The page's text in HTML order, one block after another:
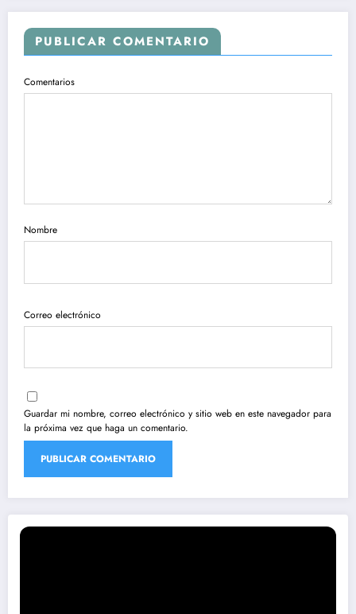
PUBLICAR COMENTARIO
Comentarios
Nombre
Correo electrónico
Guardar mi nombre, correo electrónico y sitio web en este navegador para
la próxima vez que haga un comentario.